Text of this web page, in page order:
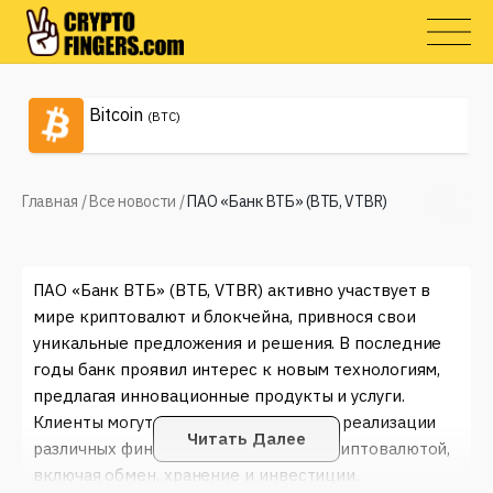
Bitcoin (BTC)
Главная /Все новости /ПАО «Банк ВТБ» (ВТБ, VTBR)
ПАО «Банк ВТБ» (ВТБ, VTBR) активно участвует в
мире криптовалют и блокчейна, привнося свои
уникальные предложения и решения. В последние
годы банк проявил интерес к новым технологиям,
предлагая инновационные продукты и услуги.
Клиенты могут использовать ВТБ для реализации
различных финансовых операций с криптовалютой,
включая обмен, хранение и инвестиции.
Читать Далее